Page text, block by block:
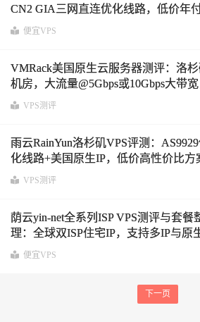
CN2 GIA三网直连优化线路，低价年
189元起
便宜VPS
VMRack美国原生云服务器测评：洛
机房，大流量@5Gbps或10Gbps大带宽
低延迟直连+流媒体解锁表现解析
VPS测评
雨云RainYun洛杉矶VPS评测：
化线路+美国原生IP，低价高性价比方
解析
VPS测评
荫云yin-net全系列ISP VPS测评与套餐
理：全球双ISP住宅IP，支持多IP与原
选择覆盖香港/台湾/韩国/日本/越南/马
便宜VPS
下一页